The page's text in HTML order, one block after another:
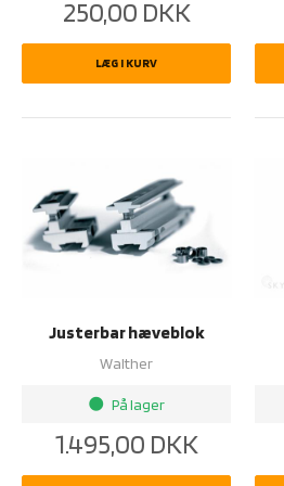
250,00 DKK
LÆG I KURV
Justerbar hæveblok
Walther
brightness_1 På lager
1.495,00 DKK